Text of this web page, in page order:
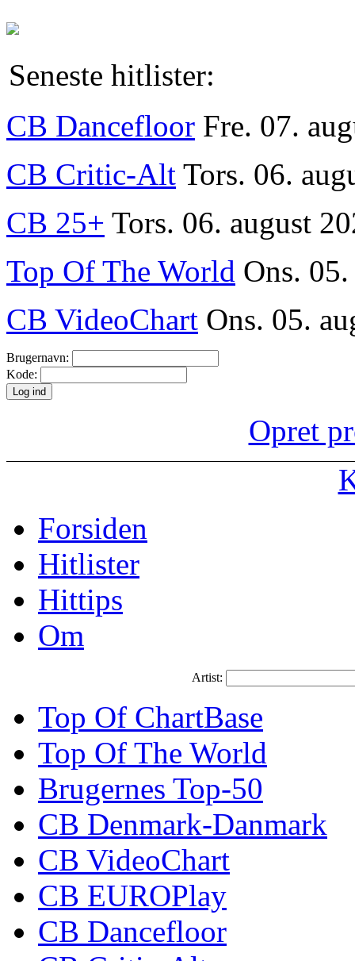
Seneste hitlister:
CB Dancefloor Fre. 07.
CB Critic-Alt Tors. 06.
CB 25+ Tors. 06. august
Top Of The World Ons.
CB VideoChart Ons. 05.
Brugernavn:
Kode:
Opret
Forsiden
Hitlister
Hittips
Om
Artist:
Top Of ChartBase
Top Of The World
Brugernes Top-50
CB Denmark-Danmark
CB VideoChart
CB EUROPlay
CB Dancefloor